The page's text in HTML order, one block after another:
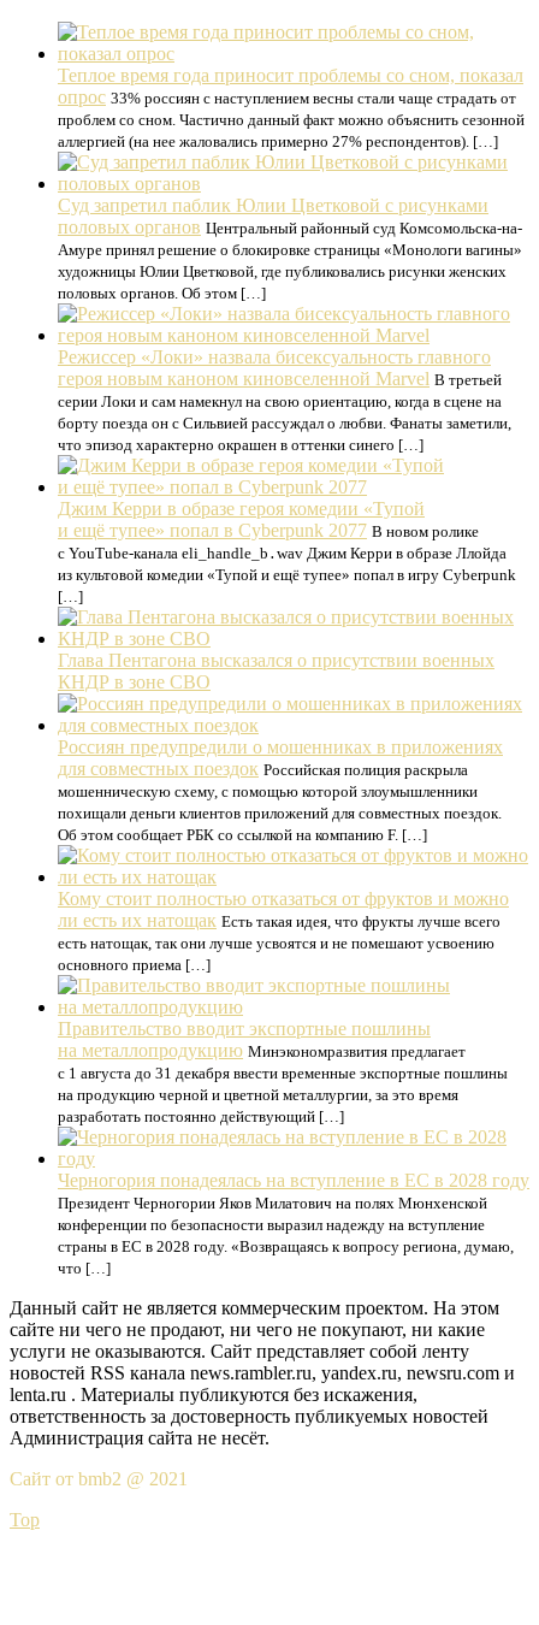
Теплое время года приносит проблемы со сном, показал
опрос 33% россиян с наступлением весны стали чаще страдать от
проблем со сном. Частично данный факт можно объяснить сезонной
аллергией (на нее жаловались примерно 27% респондентов). […]
Суд запретил паблик Юлии Цветковой с рисунками
половых органов Центральный районный суд Комсомольска-на-
Амуре принял решение о блокировке страницы «Монологи вагины»
художницы Юлии Цветковой, где публиковались рисунки женских
половых органов. Об этом […]
Режиссер «Локи» назвала бисексуальность главного
героя новым каноном киновселенной Marvel В третьей
серии Локи и сам намекнул на свою ориентацию, когда в сцене на
борту поезда он с Сильвией рассуждал о любви. Фанаты заметили,
что эпизод характерно окрашен в оттенки синего […]
Джим Керри в образе героя комедии «Тупой
и ещё тупее» попал в Cyberpunk 2077 В новом ролике
с YouTube-канала eli_handle_b․wav Джим Керри в образе Ллойда
из культовой комедии «Тупой и ещё тупее» попал в игру Cyberpunk
[…]
Глава Пентагона высказался о присутствии военных
КНДР в зоне СВО
Россиян предупредили о мошенниках в приложениях
для совместных поездок Российская полиция раскрыла
мошенническую схему, с помощью которой злоумышленники
похищали деньги клиентов приложений для совместных поездок.
Об этом сообщает РБК со ссылкой на компанию F. […]
Кому стоит полностью отказаться от фруктов и можно
ли есть их натощак Есть такая идея, что фрукты лучше всего
есть натощак, так они лучше усвоятся и не помешают усвоению
основного приема […]
Правительство вводит экспортные пошлины
на металлопродукцию Минэкономразвития предлагает
с 1 августа до 31 декабря ввести временные экспортные пошлины
на продукцию черной и цветной металлургии, за это время
разработать постоянно действующий […]
Черногория понадеялась на вступление в ЕС в 2028 году
Президент Черногории Яков Милатович на полях Мюнхенской
конференции по безопасности выразил надежду на вступление
страны в ЕС в 2028 году. «Возвращаясь к вопросу региона, думаю,
что […]
Данный сайт не является коммерческим проектом. На этом
сайте ни чего не продают, ни чего не покупают, ни какие
услуги не оказываются. Сайт представляет собой ленту
новостей RSS канала news.rambler.ru, yandex.ru, newsru.com и
lenta.ru . Материалы публикуются без искажения,
ответственность за достоверность публикуемых новостей
Администрация сайта не несёт.
Сайт от bmb2 @ 2021
Top